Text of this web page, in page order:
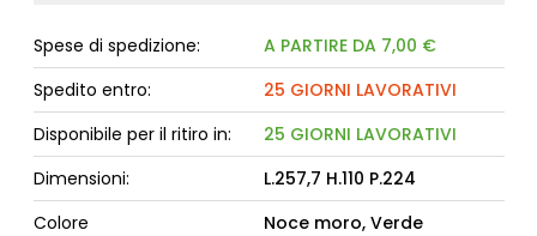
Spese di spedizione:
A PARTIRE DA 7,00 €
Spedito entro:
25 GIORNI LAVORATIVI
Disponibile per il ritiro in:
25 GIORNI LAVORATIVI
Dimensioni:
L.257,7 H.110 P.224
Colore
Noce moro, Verde